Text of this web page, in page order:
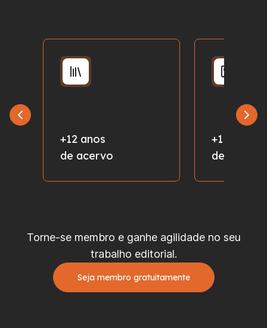
+12 anos
de acervo
+1 milhão
de fotos
Torne-se membro e ganhe agilidade no seu
trabalho editorial.
Seja membro gratuitamente